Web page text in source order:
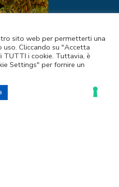
sito web per permetterti una
uso. Cliccando su "Accetta
i cookie. Tuttavia, è
Settings" per fornire un